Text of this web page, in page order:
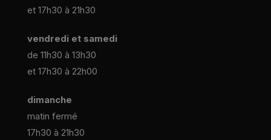
et 17h30 à 21h30
vendredi et samedi
de 11h30 à 13h30
et 17h30 à 22h00
dimanche
matin fermé
17h30 à 21h30